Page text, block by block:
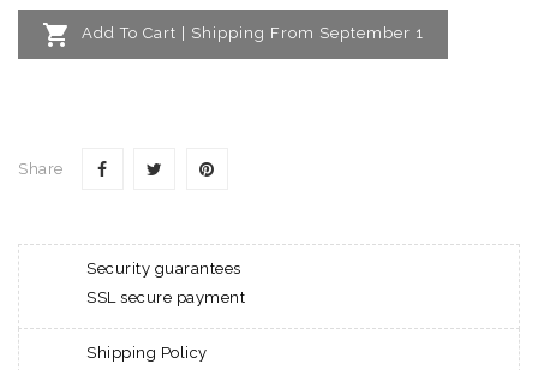
 Add To Cart | Shipping From September 1
Share
Security guarantees
SSL secure payment
Shipping Policy